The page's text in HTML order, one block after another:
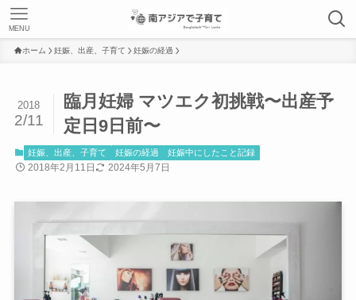
MENU
ホーム 妊娠、出産、子育て 妊娠の経過
臨月妊婦 マツエク初挑戦〜出産予
定日9日前〜
2018
2/11
妊娠、出産、子育て 妊娠の経過 妊娠中にしたこと記録
2018年2月11日 2024年5月7日